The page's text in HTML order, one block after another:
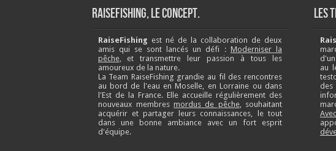
RaiseFishing, le concept.
RaiseFishing est né de la collaboration de deux
amis qui se sont lancés un défi : Moderniser la
pêche, et transmettre leur passion à tous les
amoureux de la nature.
La Team RaiseFishing grandie au fil des rencontres
au bord de l'eau en Moselle, en Lorraine ou dans
l'Est de la France. Elle accueille régulièrement des
nouveaux membresmordus de pêche, souhaitant
acquérir et partager leurs connaissances, le tout
dans une bonne ambiance avec un fort esprit
d'équipe.
Les
au
des